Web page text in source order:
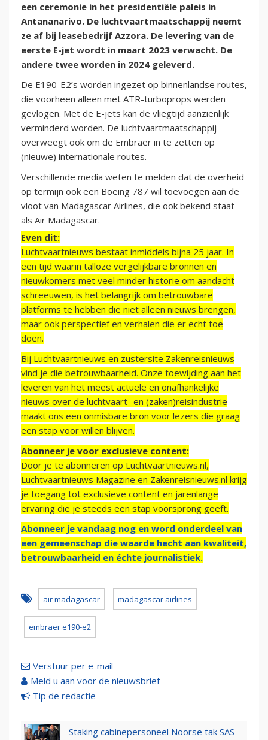
een ceremonie in het presidentiële paleis in
Antananarivo. De luchtvaartmaatschappij neemt
ze af bij leasebedrijf Azzora. De levering van de
eerste E-jet wordt in maart 2023 verwacht. De
andere twee worden in 2024 geleverd.
De E190-E2’s worden ingezet op binnenlandse routes,
die voorheen alleen met ATR-turboprops werden
gevlogen. Met de E-jets kan de vliegtijd aanzienlijk
verminderd worden. De luchtvaartmaatschappij
overweegt ook om de Embraer in te zetten op
(nieuwe) internationale routes.
Verschillende media weten te melden dat de overheid
op termijn ook een Boeing 787 wil toevoegen aan de
vloot van Madagascar Airlines, die ook bekend staat
als Air Madagascar.
Even dit:
Luchtvaartnieuws bestaat inmiddels bijna 25 jaar. In
een tijd waarin talloze vergelijkbare bronnen en
nieuwkomers met veel minder historie om aandacht
schreeuwen, is het belangrijk om betrouwbare
platforms te hebben die niet alleen nieuws brengen,
maar ook perspectief en verhalen die er echt toe
doen.
Bij Luchtvaartnieuws en zustersite Zakenreisnieuws
vind je die betrouwbaarheid. Onze toewijding aan het
leveren van het meest actuele en onafhankelijke
nieuws over de luchtvaart- en (zaken)reisindustrie
maakt ons een onmisbare bron voor lezers die graag
een stap voor willen blijven.
Abonneer je voor exclusieve content:
Door je te abonneren op Luchtvaartnieuws.nl,
Luchtvaartnieuws Magazine en Zakenreisnieuws.nl krijg
je toegang tot exclusieve content en jarenlange
ervaring die je steeds een stap voorsprong geeft.
Abonneer je vandaag nog en word onderdeel van
een gemeenschap die waarde hecht aan kwaliteit,
betrouwbaarheid en échte journalistiek.
air madagascar madagascar airlines
embraer e190-e2
Verstuur per e-mail
Meld u aan voor de nieuwsbrief
Tip de redactie
Staking cabinepersoneel Noorse tak SAS